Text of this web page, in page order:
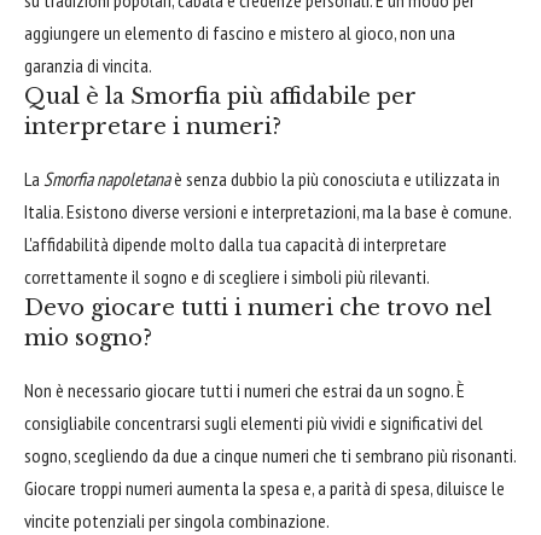
aggiungere un elemento di fascino e mistero al gioco, non una
garanzia di vincita.
Qual è la Smorfia più affidabile per
interpretare i numeri?
La Smorfia napoletanaè senza dubbio la più conosciuta e utilizzata in
Italia. Esistono diverse versioni e interpretazioni, ma la base è comune.
L'affidabilità dipende molto dalla tua capacità di interpretare
correttamente il sogno e di scegliere i simboli più rilevanti.
Devo giocare tutti i numeri che trovo nel
mio sogno?
Non è necessario giocare tutti i numeri che estrai da un sogno. È
consigliabile concentrarsi sugli elementi più vividi e significativi del
sogno, scegliendo da due a cinque numeri che ti sembrano più risonanti.
Giocare troppi numeri aumenta la spesa e, a parità di spesa, diluisce le
vincite potenziali per singola combinazione.